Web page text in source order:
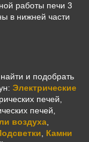
работы печи 3
в нижней части
и подобрать
Электрические
печей,
печей,
воздуха,
, Камни